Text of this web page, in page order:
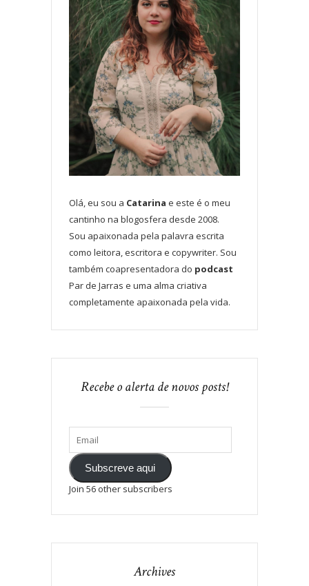
Olá, eu sou a Catarina e este é o meu
cantinho na blogosfera desde 2008.
Sou apaixonada pela palavra escrita
como leitora, escritora e copywriter. Sou
também coapresentadora do podcast
Par de Jarras e uma alma criativa
completamente apaixonada pela vida.
Recebe o alerta de novos posts!
Subscreve aqui
Join 56 other subscribers
Archives